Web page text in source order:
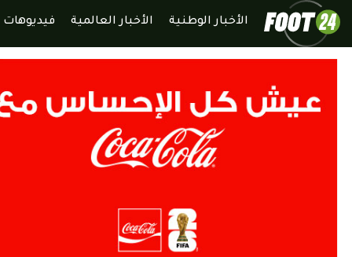
الأخبار الوطنية الأخبار العالمية فيديوهات